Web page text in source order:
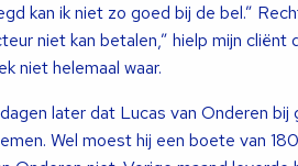
kan ik niet zo goed bij de bel.”
niet kan betalen,” hielp mijn cliënt
niet helemaal waar.
later dat Lucas van Onderen bij
Wel moest hij een boete van